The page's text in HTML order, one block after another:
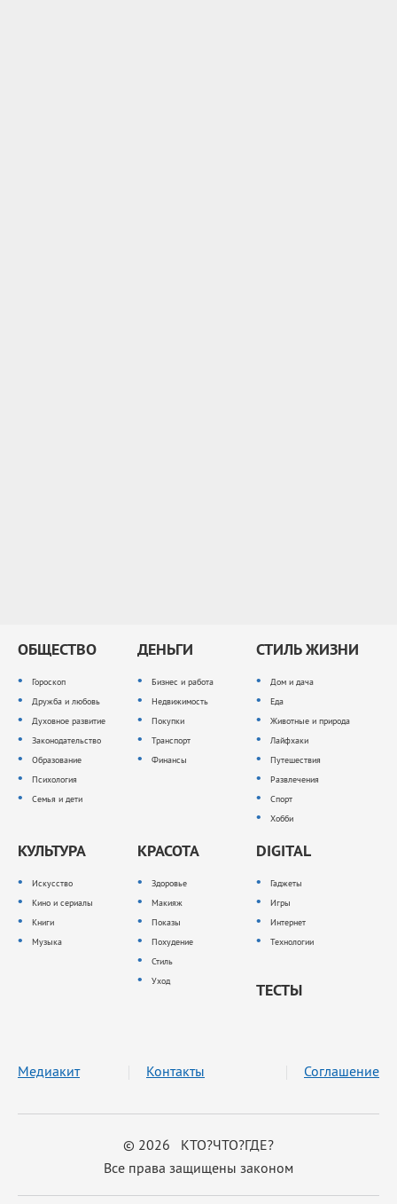
ОБЩЕСТВО
Гороскоп
Дружба и любовь
Духовное развитие
Законодательство
Образование
Психология
Семья и дети
ДЕНЬГИ
Бизнес и работа
Недвижимость
Покупки
Транспорт
Финансы
СТИЛЬ ЖИЗНИ
Дом и дача
Еда
Животные и природа
Лайфхаки
Путешествия
Развлечения
Спорт
Хобби
КУЛЬТУРА
Искусство
Кино и сериалы
Книги
Музыка
КРАСОТА
Здоровье
Макияж
Показы
Похудение
Стиль
Уход
DIGITAL
Гаджеты
Игры
Интернет
Технологии
ТЕСТЫ
© 2026 КТО?ЧТО?ГДЕ?
Все права защищены законом
Медиакит Контакты Соглашение